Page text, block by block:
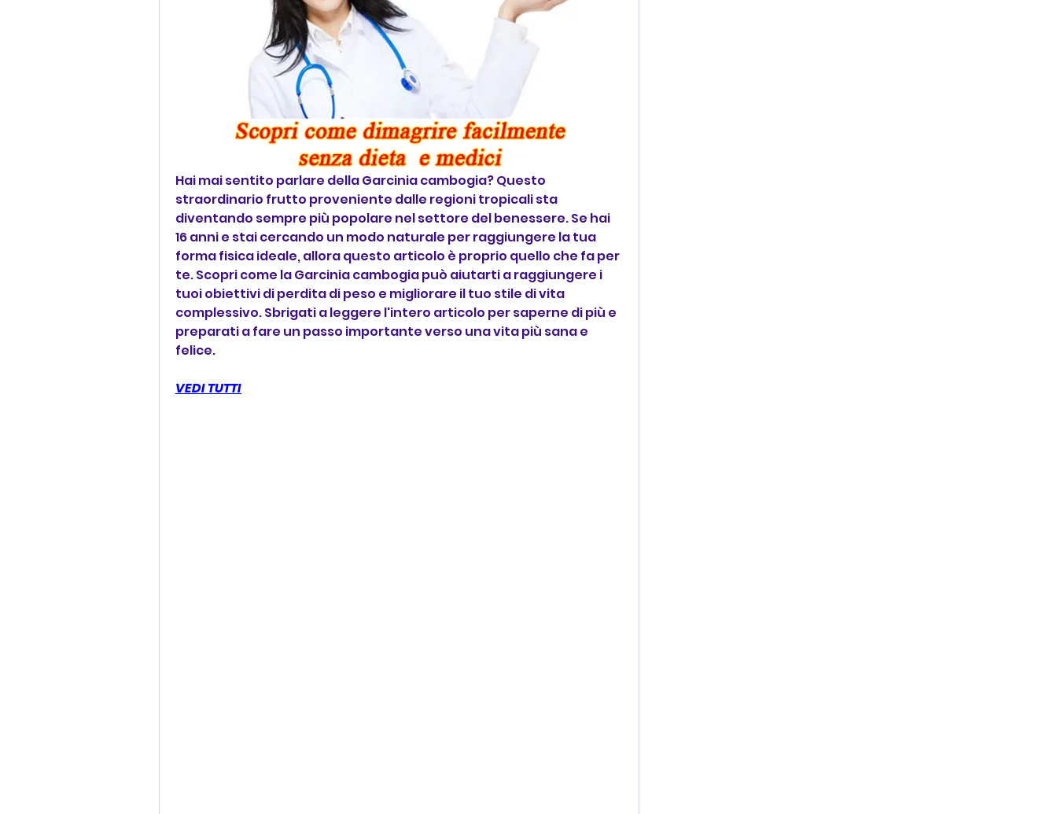
Hai mai sentito parlare della Garcinia cambogia? Questo
straordinario frutto proveniente dalle regioni tropicali sta
diventando sempre più popolare nel settore del benessere. Se hai
16 anni e stai cercando un modo naturale per raggiungere la tua
forma fisica ideale, allora questo articolo è proprio quello che fa per
te. Scopri come la Garcinia cambogia può aiutarti a raggiungere i
tuoi obiettivi di perdita di peso e migliorare il tuo stile di vita
complessivo. Sbrigati a leggere l'intero articolo per saperne di più e
preparati a fare un passo importante verso una vita più sana e
felice.
VEDI TUTTI